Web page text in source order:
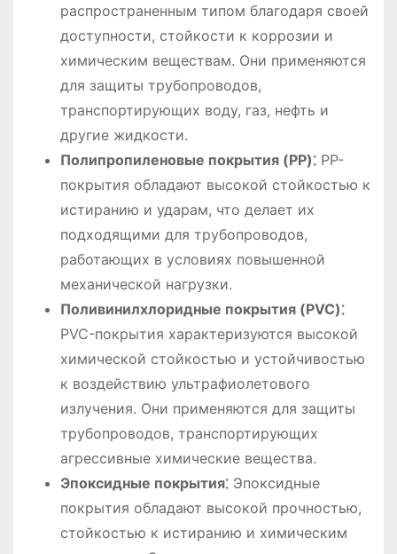
распространенным типом благодаря своей
доступности, стойкости к коррозии и
химическим веществам. Они применяются
для защиты трубопроводов,
транспортирующих воду, газ, нефть и
другие жидкости.
Полипропиленовые покрытия (PP)⁚PP-
покрытия обладают высокой стойкостью к
истиранию и ударам, что делает их
подходящими для трубопроводов,
работающих в условиях повышенной
механической нагрузки.
Поливинилхлоридные покрытия (PVC)⁚
PVC-покрытия характеризуются высокой
химической стойкостью и устойчивостью
к воздействию ультрафиолетового
излучения. Они применяются для защиты
трубопроводов, транспортирующих
агрессивные химические вещества.
Эпоксидные покрытия⁚Эпоксидные
покрытия обладают высокой прочностью,
стойкостью к истиранию и химическим